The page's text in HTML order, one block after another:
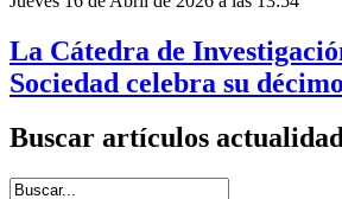
La Cátedra de
Sociedad celebra su
Buscar artículos
Introduce términos de búsqueda